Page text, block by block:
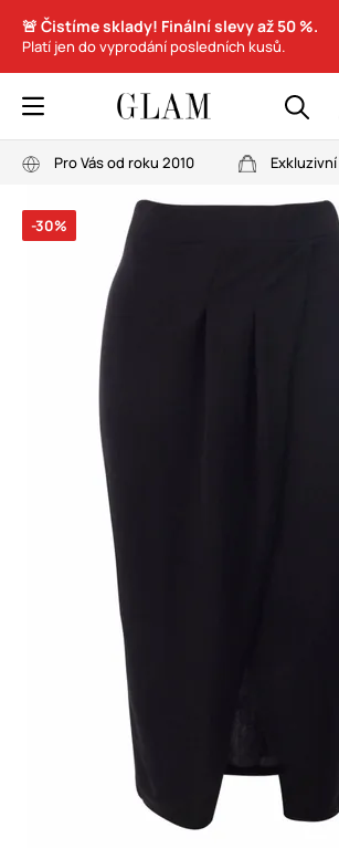
🚨 Čistíme sklady! Finální slevy až 50 %.
Platí jen do vyprodání posledních kusů.
Pro Vás od roku 2010
-30%